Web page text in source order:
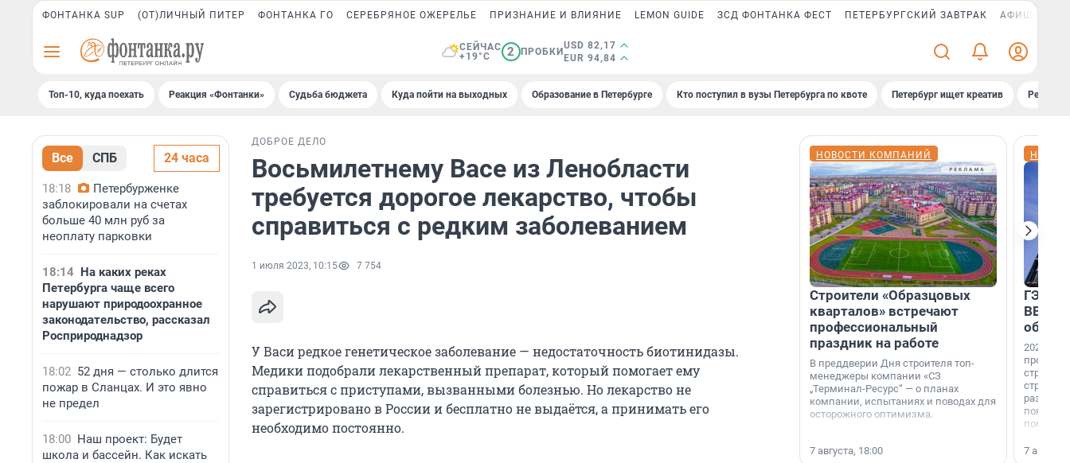
ФОНТАНКА SUP (ОТ)ЛИЧНЫЙ ПИТЕР ФОНТАНКА ГО СЕРЕБРЯНОЕ ОЖЕРЕЛЬЕ ПРИЗНАНИЕ И ВЛИЯНИЕ LEMON GUIDE ЗСД ФОНТАНКА ФЕСТ ПЕТЕРБУРГСКИЙ ЗАВТРАК АФИША PLUS
СЕЙЧАС
+19°C
2 ПРОБКИ
USD 82,17
EUR 94,84
Топ-10, куда поехать Реакция «Фонтанки» Судьба бюджета Куда пойти на выходных Образование в Петербурге Кто поступил в вузы Петербурга по квоте Петербург ищет креатив
Все СПБ 24 часа
18:18
Петербурженке
заблокировали на счетах
больше 40 млн руб за
неоплату парковки
18:14 На каких реках
Петербурга чаще всего
нарушают природоохранное
законодательство, рассказал
Росприроднадзор
18:02 52 дня — столько длится
пожар в Сланцах. И это явно
не предел
18:00 Наш проект: Будет
школа и бассейн. Как искать
ДОБРОЕ ДЕЛО
Восьмилетнему Васе из Ленобласти
требуется дорогое лекарство, чтобы
справиться с редким заболеванием
1 июля 2023, 10:15 7 754
У Васи редкое генетическое заболевание — недостаточность биотинидазы.
Медики подобрали лекарственный препарат, который помогает ему
справиться с приступами, вызванными болезнью. Но лекарство не
зарегистрировано в России и бесплатно не выдаётся, а принимать его
необходимо постоянно.
НОВОСТИ КОМПАНИЙ
Строители «Образцовых
кварталов» встречают
профессиональный
праздник на работе
В преддверии Дня строителя топ-
менеджеры компании «СЗ
„Терминал-Ресурс“ — о планах
компании, испытаниях и поводах для
осторожного оптимизма.
7 августа, 18:00
ГЭС,
ВВП: в
об
2026-й —
раз. В
7